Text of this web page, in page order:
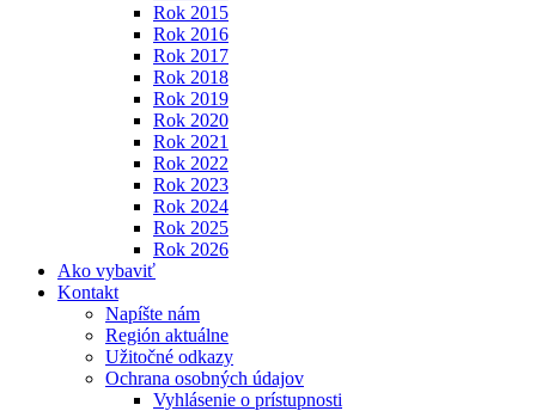
Rok 2015
Rok 2016
Rok 2017
Rok 2018
Rok 2019
Rok 2020
Rok 2021
Rok 2022
Rok 2023
Rok 2024
Rok 2025
Rok 2026
Ako vybaviť
Kontakt
Napíšte nám
Región aktuálne
Užitočné odkazy
Ochrana osobných údajov
Vyhlásenie o prístupnosti